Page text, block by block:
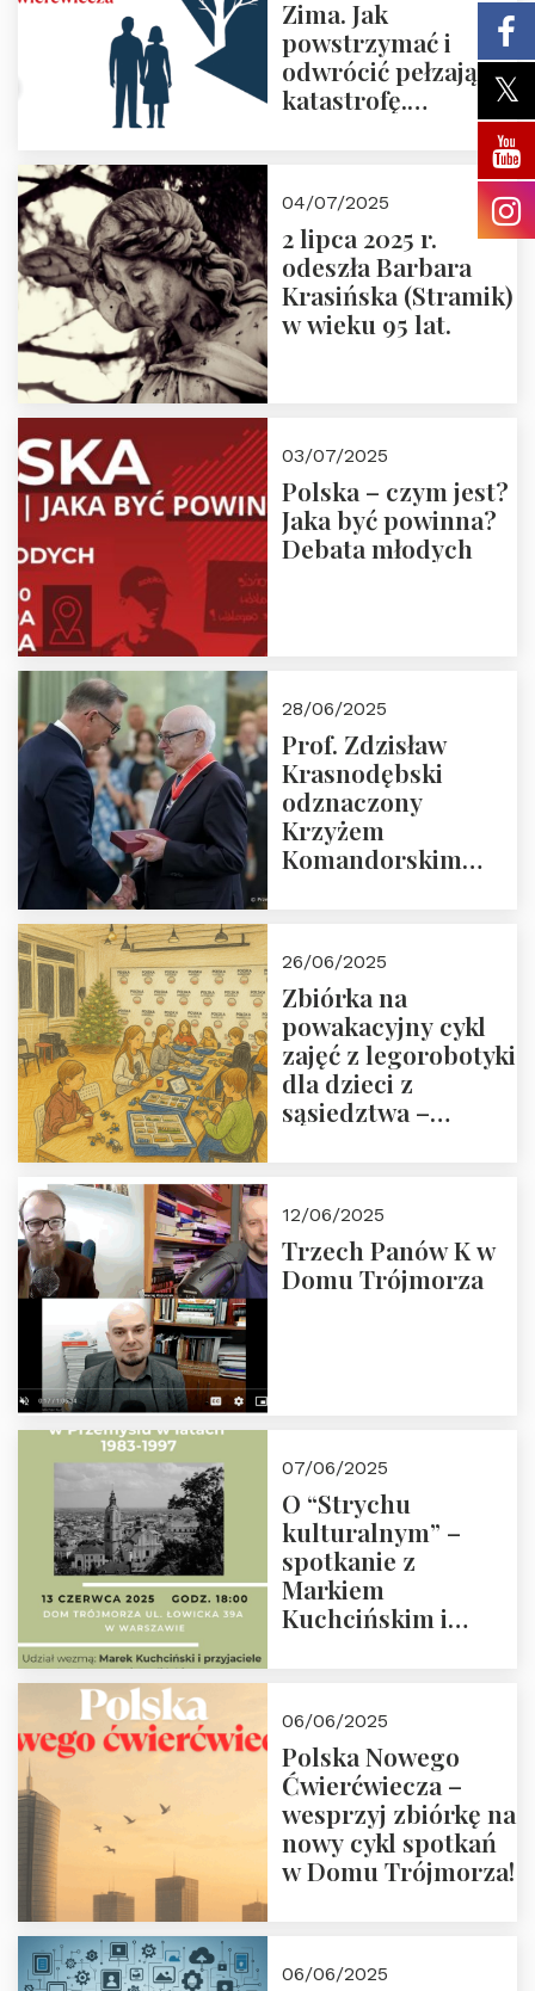
Zima. Jak
powstrzymać i
odwrócić pełzającą
katastrofę.
pierwsze spotkanie
Nowego
Ćwierćwiecza”
04/07/2025
2 lipca 2025 r.
odeszła Barbara
Krasińska (Stramik)
w wieku 95 lat.
03/07/2025
Polska – czym jest?
Jaka być powinna?
Debata młodych
28/06/2025
Prof. Zdzisław
Krasnodębski
odznaczony
Krzyżem
Komandorskim
26/06/2025
Zbiórka na
powakacyjny cykl
zajęć z legorobotyki
dla dzieci z
sąsiedztwa –
Fundacji
12/06/2025
Trzech Panów K w
Domu Trójmorza
07/06/2025
O “Strychu
kulturalnym” –
spotkanie z
Markiem
Kuchcińskim i
18:00
06/06/2025
Polska Nowego
Ćwierćwiecza –
wesprzyj zbiórkę na
nowy cykl spotkań
w Domu Trójmorza!
06/06/2025